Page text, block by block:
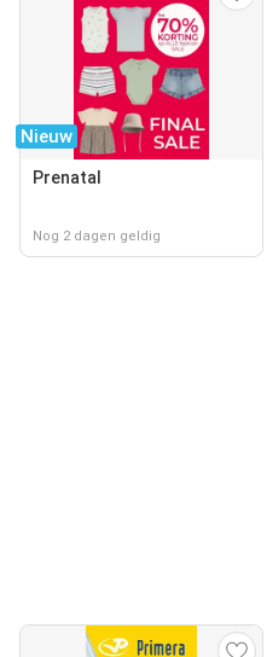
Nieuw
Prenatal
Nog 2 dagen geldig